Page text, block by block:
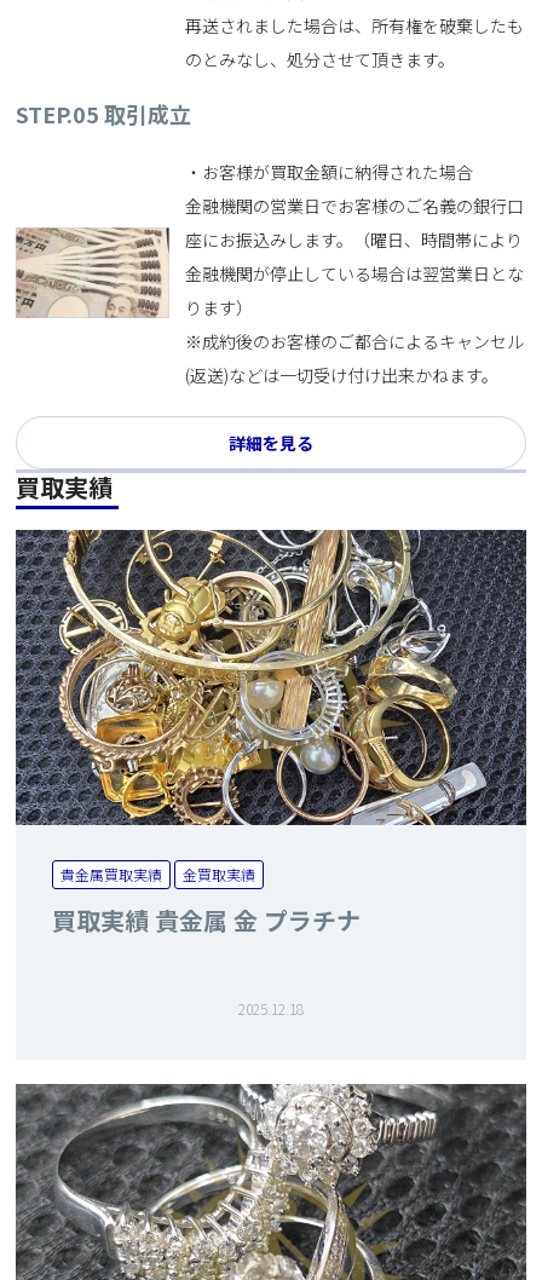
再送されました場合は、所有権を破棄したも
のとみなし、処分させて頂きます。
STEP.05取引成立
・お客様が買取金額に納得された場合
金融機関の営業日でお客様のご名義の銀行口
座にお振込みします。（曜日、時間帯により
金融機関が停止している場合は翌営業日とな
ります）
※成約後のお客様のご都合によるキャンセル
(返送)などは一切受け付け出来かねます。
詳細を見る
買取実績
貴金属買取実績 金買取実績
買取実績 貴金属 金 プラチナ
2025.12.18